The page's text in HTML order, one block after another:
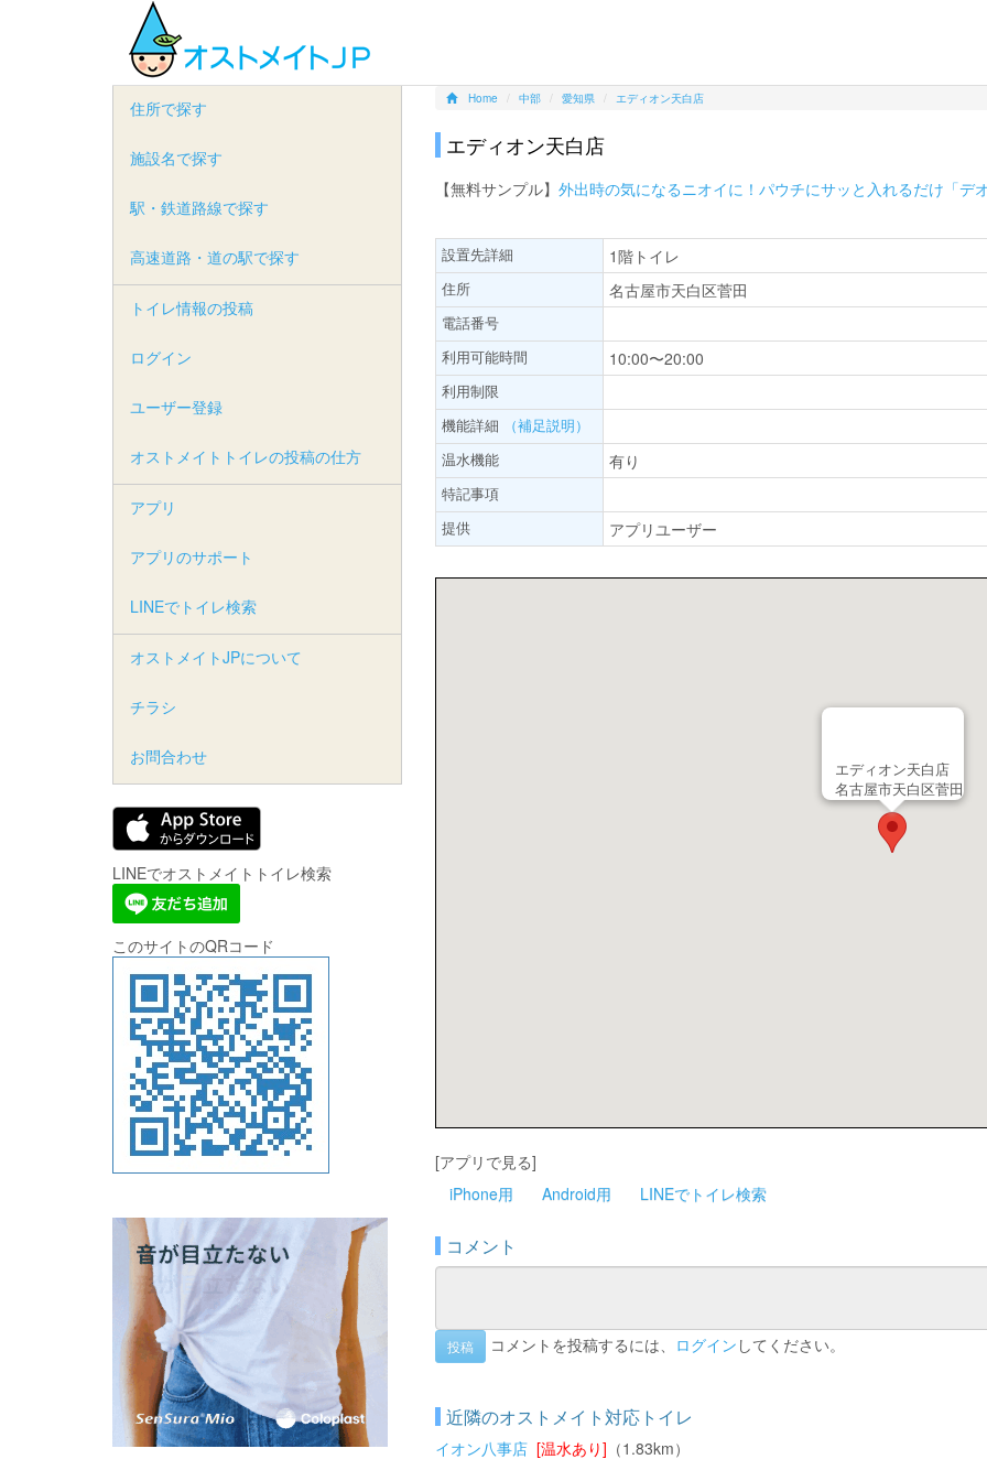
Home 中部 愛知県 エディオン天白店
エディオン天白店
【無料サンプル】 外出時の気になるニオイに！パウチにサッと入れるだけ「デ
設置先詳細 1階トイレ
住所 名古屋市天白区菅田
電話番号
利用可能時間
10:00〜20:00
利用制限
機能詳細
（補足説明）
温水機能
有り
特記事項
提供
アプリユーザー
エディオン天白店
名古屋市天白区菅田
[アプリで見る]
iPhone用
Android用 LINEでトイレ検索
コメント
投稿 コメントを投稿するには、 ログイン してください。
近隣のオストメイト対応トイレ
イオン八事店 [温水あり] （1.83km）
住所で探す
施設名で探す
駅・鉄道路線で探す
高速道路・道の駅で探す
トイレ情報の投稿
ログイン
ユーザー登録
オストメイトトイレの投稿の仕方
アプリ
アプリのサポート
LINEでトイレ検索
オストメイトJPについて
チラシ
お問合わせ
LINEでオストメイトトイレ検索
このサイトのQRコード